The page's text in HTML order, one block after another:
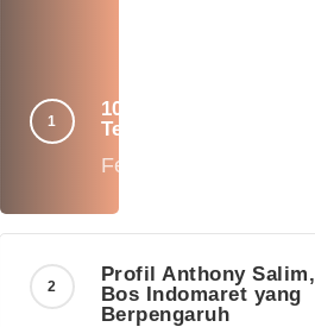
10 Supplier Biji Kopi
Terbaik di Indonesia
Februari 13, 2020
Profil Anthony Salim,
Bos Indomaret yang
Berpengaruh